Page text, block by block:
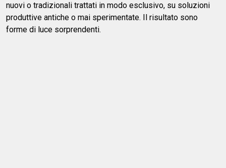
nuovi o tradizionali trattati in modo esclusivo, su soluzioni
produttive antiche o mai sperimentate. Il risultato sono
forme di luce sorprendenti.